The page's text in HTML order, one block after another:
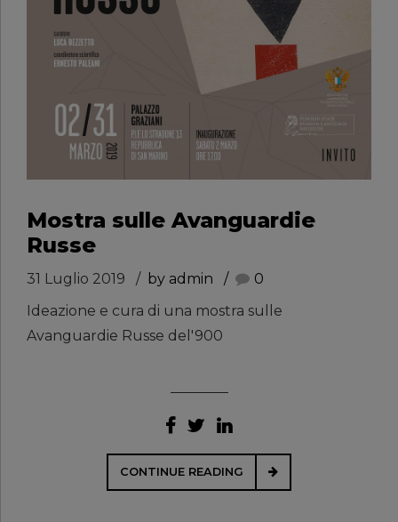
Mostra sulle Avanguardie
Russe
31 Luglio 2019 by admin
0
Ideazione e cura di una mostra sulle
Avanguardie Russe del'900
CONTINUE READING